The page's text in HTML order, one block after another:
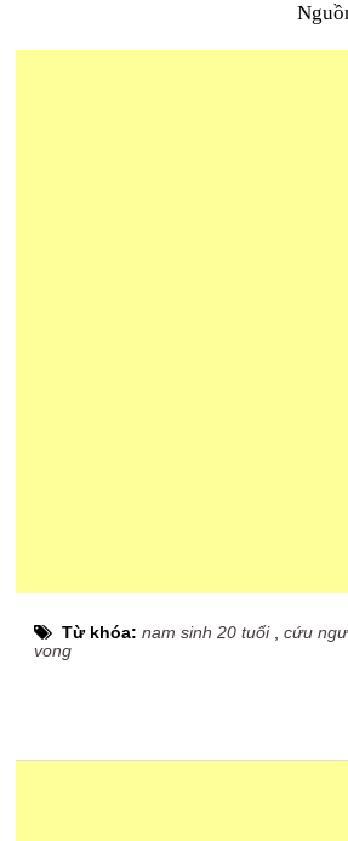
Từ khóa:nam sinh 20 tuổi,cứu
vong